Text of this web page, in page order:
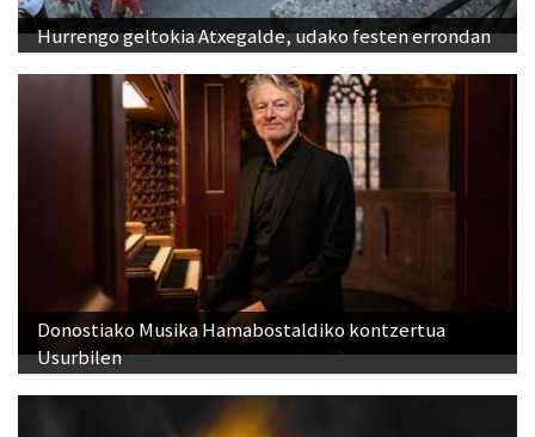
Hurrengo geltokia Atxegalde, udako festen errondan
Donostiako Musika Hamabostaldiko kontzertua
Usurbilen